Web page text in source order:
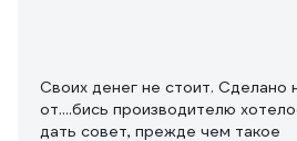
Своих денег не стоит. Сделано
от....бись производителю
дать совет, прежде чем такое